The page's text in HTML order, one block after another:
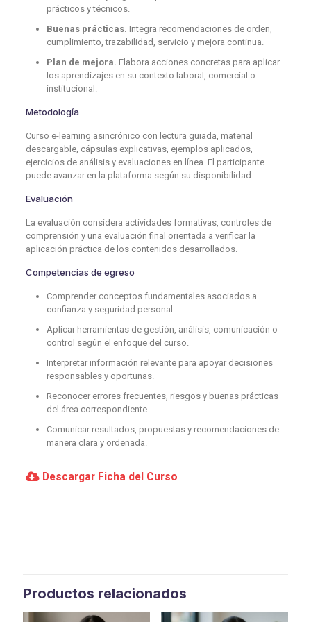
prácticos y técnicos.
Buenas prácticas. Integra recomendaciones de orden,
cumplimiento, trazabilidad, servicio y mejora continua.
Plan de mejora. Elabora acciones concretas para aplicar
los aprendizajes en su contexto laboral, comercial o
institucional.
Metodología
Curso e-learning asincrónico con lectura guiada, material
descargable, cápsulas explicativas, ejemplos aplicados,
ejercicios de análisis y evaluaciones en línea. El participante
puede avanzar en la plataforma según su disponibilidad.
Evaluación
La evaluación considera actividades formativas, controles de
comprensión y una evaluación final orientada a verificar la
aplicación práctica de los contenidos desarrollados.
Competencias de egreso
Comprender conceptos fundamentales asociados a
confianza y seguridad personal.
Aplicar herramientas de gestión, análisis, comunicación o
control según el enfoque del curso.
Interpretar información relevante para apoyar decisiones
responsables y oportunas.
Reconocer errores frecuentes, riesgos y buenas prácticas
del área correspondiente.
Comunicar resultados, propuestas y recomendaciones de
manera clara y ordenada.
Descargar Ficha del Curso
Productos relacionados